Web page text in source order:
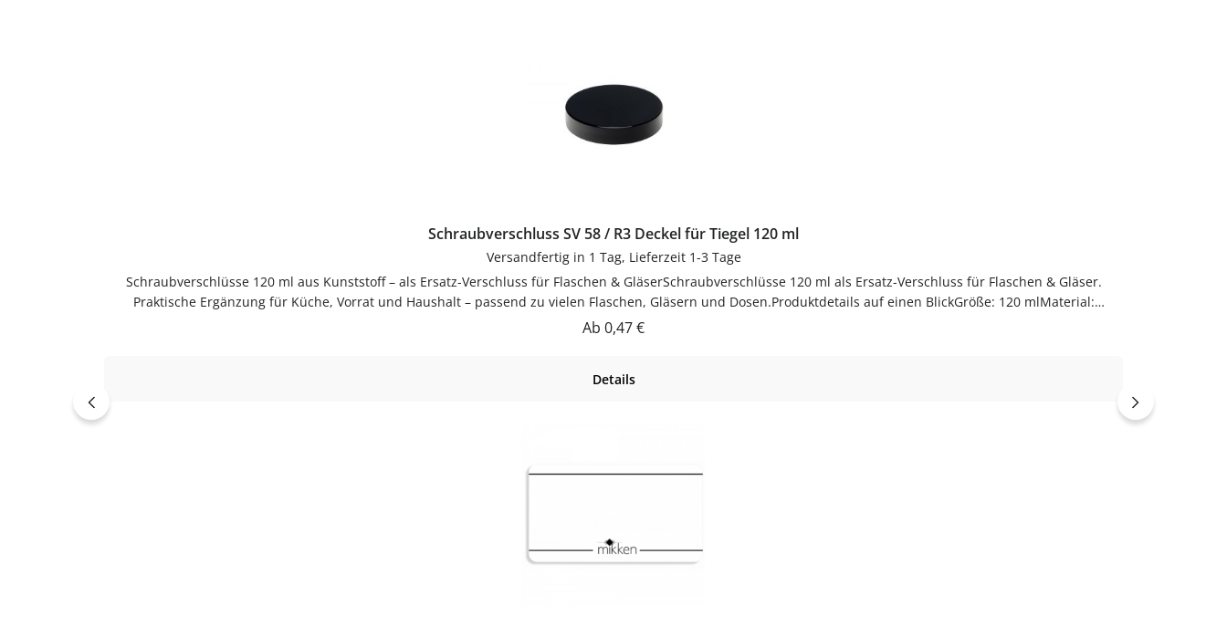
Schraubverschluss SV 58 / R3 Deckel für Tiegel 120 ml
Versandfertig in 1 Tag, Lieferzeit 1-3 Tage
Schraubverschlüsse 120 ml aus Kunststoff – als Ersatz-Verschluss für Flaschen & GläserSchraubverschlüsse 120 ml als Ersatz-Verschluss für Flaschen & Gläser.
Praktische Ergänzung für Küche, Vorrat und Haushalt – passend zu vielen Flaschen, Gläsern und Dosen.Produktdetails auf einen BlickGröße: 120 mlMaterial:
KunststoffVerwendungSchraubverschlüsse als Ersatz-Verschluss für Flaschen & Gläser. Einfach in der Anwendung und langlebig im Gebrauch.PflegehinweiseNach
Regulärer Preis:
Ab 0,47 €
Details